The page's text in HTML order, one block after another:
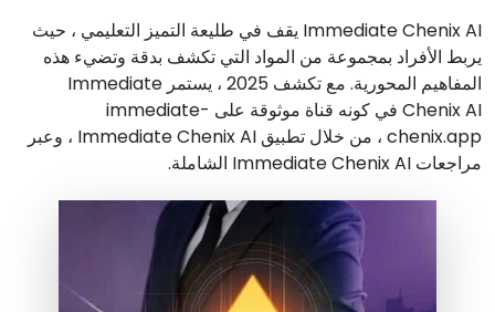
Immediate Chenix AI يقف في طليعة التميز التعليمي ، حيث
يربط الأفراد بمجموعة من المواد التي تكشف بدقة وتضيء هذه
المفاهيم المحورية. مع تكشف 2025 ، يستمر Immediate
Chenix AI في كونه قناة موثوقة على immediate-
chenix.app ، من خلال تطبيق Immediate Chenix AI ، وعبر
مراجعات Immediate Chenix AI الشاملة.